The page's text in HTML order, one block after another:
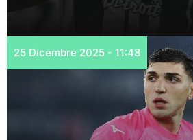
25 Dicembre 2025 - 11:48